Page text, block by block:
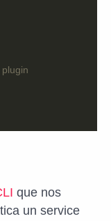
que nos
un service